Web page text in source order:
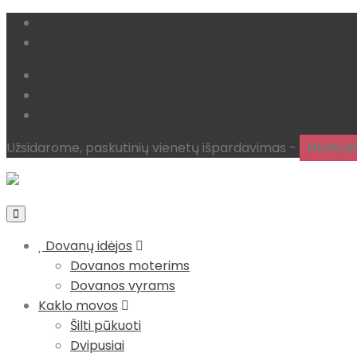
Užsidarome, paskutinių vienetų išpardavimas -
Dovanų idėjos
Dovanos moterims
Dovanos vyrams
Kaklo movos
Šilti pūkuoti
Dvipusiai